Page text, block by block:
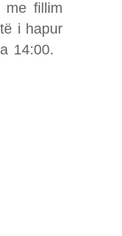
me fillim
i hapur
14:00.